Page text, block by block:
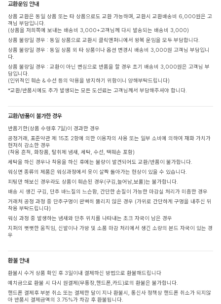
교환운임 안내
상품 교환은 동일 상품 또는 타 상품으로도 교환 가능하며, 교환시 교환배송비 6,000원은 고
객님 부담입니다.
(상품을 저희쪽에 보내는 배송비 3,000+고객님께 다시 발송되는 배송비 3,000)
상품 불량일 경우 : 동일 상품으로 교환시 클릭앤퍼니에서 왕복 운임을 모두 부담합니다.
상품 불량일 경우 : 동일 상품 외 타 상품이나 옵션 변경시 배송비 3,000원 고객님 부담입니
다.
상품 불량일 경우 : 교환이 아닌 변심으로 반품을 할 경우 초기 배송비 3,000원은 고객님 부
담입니다.
(인위적인 훼손 & 수선 등의 악용을 방지하기 위함이니 양해부탁드립니다)
*교환/반품시에도 추가 발생되는 모든 도선료는 고객님께서 부담해주셔야 합니다.
교환/반품이 불가한 경우
반품기한(상품 수령후 7일)이 경과한 경우
공정거래, 표준약관 제 15조 2항에 의한 이용자의 사용 또는 일부 소비에 의하여 재화 가치가
현저히 감소한 경우
(착용 흔적, 화장품, 탈취제 냄새, 세탁, 수선, 택훼손 포함)
세탁을 하신 경우나 착용을 하신 후에는 불량이 발견되어도 교환/반품이 불가합니다.
워싱면 종류의 제품은 워싱과정에서 옷이 살짝 돌아가는 현상이 있을 수 있습니다.
피팅만 해보신 경우라도 상품이 훼손된 경우(구김,늘어남,보풀)는 불가합니다.
배송 시 생긴 구김, 단추 바느질의 느슨함, 간단한 손질이 가능한 마감실 처리가 미흡한 경우
거래처 공정 과정 중 단추구멍이 완벽히 뚫리지 않은 경우 (가위로 간단하게 구멍을 내주신 뒤
착용 부탁드립니다)
워싱 과정 중 발생하는 냄새와 단추 위치를 나타내는 초크 자국이 남은 경우
지퍼의 뻣뻣한 움직임, 신발이나 가방 및 소품 마감 처리에서 생긴 소량의 본드 자국이 있는 경
우
환불 안내
환불시 수거 상품 확인 후 3일이내 결제하신 방법으로 환불해드립니다
예치금으로 환불 시 다시 원결제(무통장,핸드폰,카드)로의 환불은 불가합니다.
핸드폰 결제후 부분 취소 또는 결제한 달이 지나 환불시, 통신사 정책상 핸드폰 취소가 되지않
아 반품시 결제금액의 3.75%가 차감 후 환불됩니다.